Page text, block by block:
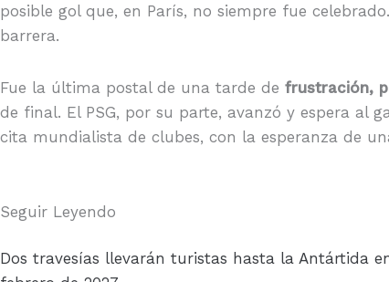
posible gol que, en París, no siempre fue
barrera.
Fue la última postal de una tarde de frustración,
de final. El PSG, por su parte, avanzó y espera al
cita mundialista de clubes, con la esperanza de
Seguir Leyendo
Dos travesías llevarán turistas hasta la Antártida